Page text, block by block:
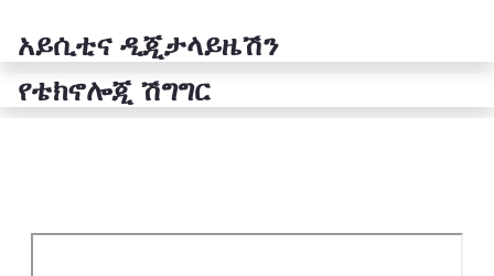
የቴክኖሎጂ ሽግግር